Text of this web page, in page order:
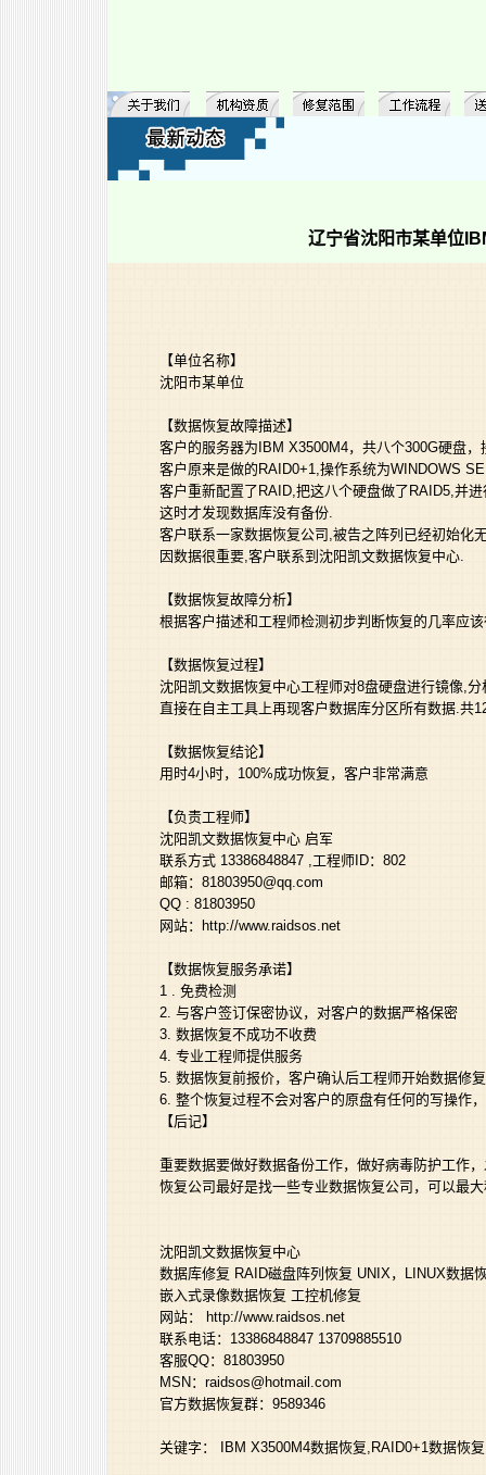
辽宁省沈阳市某单位
【单位名称】
沈阳市某单位
【数据恢复故障描述】
客户的服务器为IBM X3500M4，共八个300G硬盘
客户原来是做的RAID0+1,操作系统为WINDOWS
客户重新配置了RAID,把这八个硬盘做了RAID5,并
这时才发现数据库没有备份.
客户联系一家数据恢复公司,被告之阵列已经初始化
因数据很重要,客户联系到沈阳凯文数据恢复中心.
【数据恢复故障分析】
根据客户描述和工程师检测初步判断恢复的几率应
【数据恢复过程】
沈阳凯文数据恢复中心工程师对8盘硬盘进行镜像,
直接在自主工具上再现客户数据库分区所有数据.共
【数据恢复结论】
用时4小时，100%成功恢复，客户非常满意
【负责工程师】
沈阳凯文数据恢复中心 启军
联系方式 13386848847 ,工程师ID：802
邮箱：81803950@qq.com
QQ : 81803950
网站：http://www.raidsos.net
【数据恢复服务承诺】
1 . 免费检测
2. 与客户签订保密协议，对客户的数据严格保密
3. 数据恢复不成功不收费
4. 专业工程师提供服务
5. 数据恢复前报价，客户确认后工程师开始数据修复
6. 整个恢复过程不会对客户的原盘有任何的写操作
【后记】
重要数据要做好数据备份工作，做好病毒防护工作
恢复公司最好是找一些专业数据恢复公司，可以最
沈阳凯文数据恢复中心
数据库修复 RAID磁盘阵列恢复 UNIX，LINUX数据
嵌入式录像数据恢复 工控机修复
网站： http://www.raidsos.net
联系电话：13386848847 13709885510
客服QQ：81803950
MSN：raidsos@hotmail.com
官方数据恢复群：9589346
关键字： IBM X3500M4数据恢复,RAID0+1数据恢